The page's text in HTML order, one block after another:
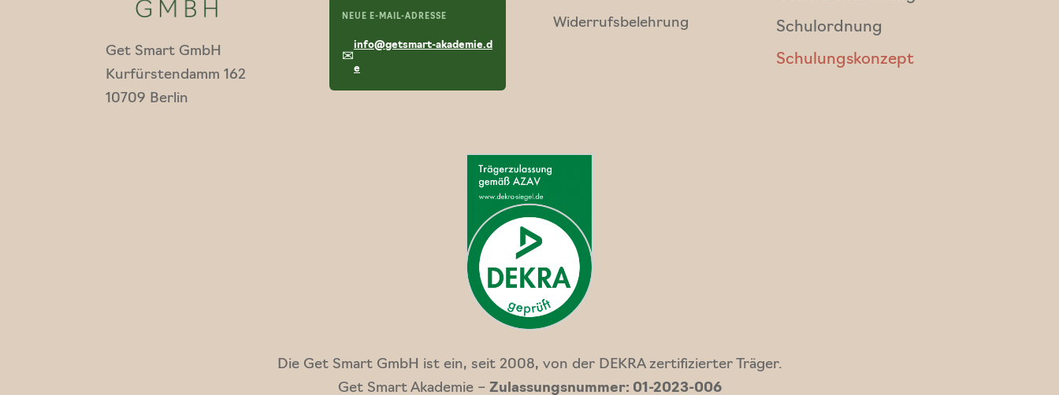
Get Smart GmbH
Kurfürstendamm 162
10709 Berlin
NEUE E-MAIL-ADRESSE
✉
info@getsmart-akademie.d
e
Widerrufsbelehrung Schulordnung
Schulungskonzept
Die Get Smart GmbH ist ein, seit 2008, von der DEKRA zertifizierter Träger.
Get Smart Akademie – Zulassungsnummer: 01-2023-006